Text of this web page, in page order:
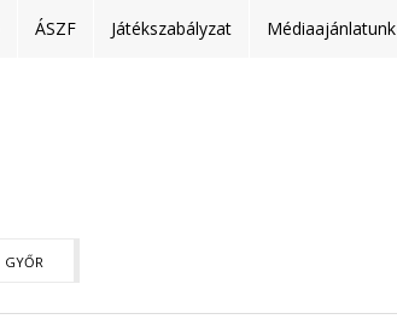
ÁSZF Játékszabályzat Médiaajánlatunk
GYŐR